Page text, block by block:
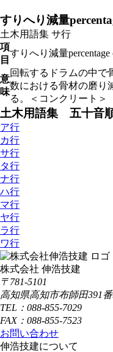
すりへり減量
土木用語集 サ行
項
目
すりへり減量percentage
意
味
回転するドラムの中で
数における骨材の磨り
る。＜コンクリート＞
土木用語集 五十音
ア行
カ行
サ行
タ行
ナ行
ハ行
マ行
ヤ行
ラ行
ワ行
株式会社 伸浩技建
〒781-5101
高知県高知市布師田391
TEL：088-855-7029
FAX：088-855-7523
お問い合わせ
伸浩技建について